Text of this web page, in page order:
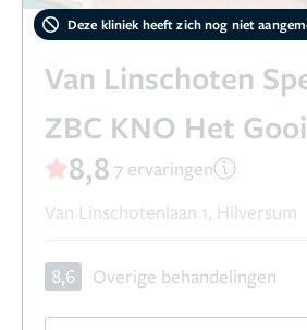
Deze kliniek heeft zich nog niet
Van Linschoten
ZBC KNO Het Gooi
8,8 7 ervaringen
Van Linschotenlaan 1, Hilversum
8,6 Overige behandelingen